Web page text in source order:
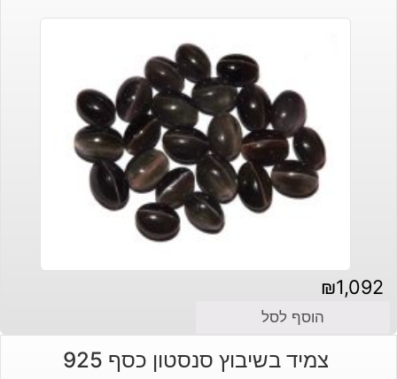
₪1,092
הוסף לסל
צמיד בשיבוץ סנסטון כסף 925